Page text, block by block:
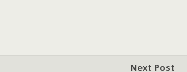
Next Post